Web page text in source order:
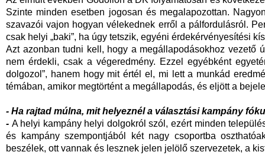
Szinte minden esetben jogosan és megalapozottan.
szavazói vajon hogyan vélekednek erről a pálfordulásról.
csak helyi „baki”, ha úgy tetszik, egyéni érdekérvényesítési
Azt azonban tudni kell, hogy a megállapodásokhoz vezető
nem érdekli, csak a végeredmény. Ezzel egyébként
dolgozol”, hanem hogy mit értél el, mi lett a munkád
témában, amikor megtörtént a megállapodás, és eljött a
- Ha rajtad múlna, mit helyeznél a választási kampány
- A helyi kampány helyi dolgokról szól, ezért minden
és kampány szempontjából két nagy csoportba
beszélek, ott vannak és lesznek jelen jelölő szervezetek, a